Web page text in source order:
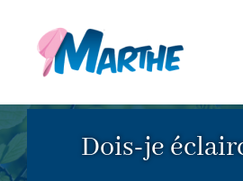
Dois-je